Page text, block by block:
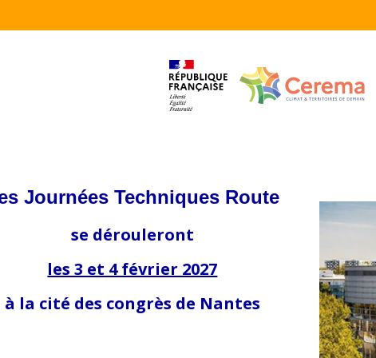
Journées Techniques Route
se dérouleront
les 3 et 4 février 2027
à la cité des congrès de Nantes